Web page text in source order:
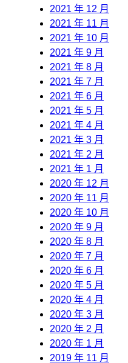
2021 年 12 月
2021 年 11 月
2021 年 10 月
2021 年 9 月
2021 年 8 月
2021 年 7 月
2021 年 6 月
2021 年 5 月
2021 年 4 月
2021 年 3 月
2021 年 2 月
2021 年 1 月
2020 年 12 月
2020 年 11 月
2020 年 10 月
2020 年 9 月
2020 年 8 月
2020 年 7 月
2020 年 6 月
2020 年 5 月
2020 年 4 月
2020 年 3 月
2020 年 2 月
2020 年 1 月
2019 年 11 月